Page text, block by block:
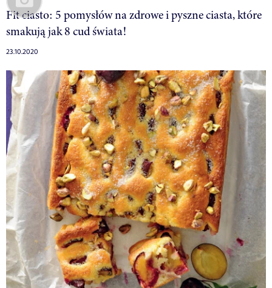
Fit ciasto: 5 pomysłów na zdrowe i pyszne ciasta, które
smakują jak 8 cud świata!
23.10.2020